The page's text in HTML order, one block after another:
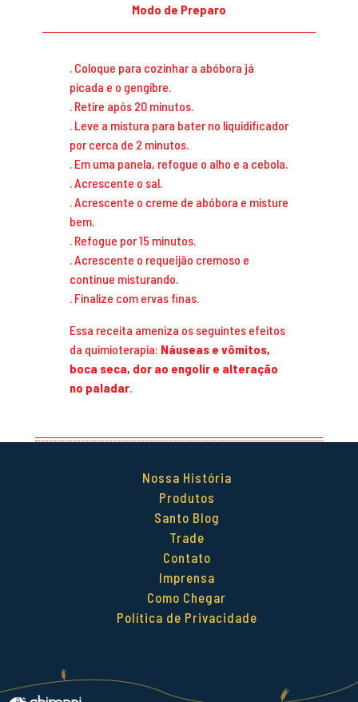
Modo de Preparo
. Coloque para cozinhar a abóbora já
picada e o gengibre.
. Retire após 20 minutos.
. Leve a mistura para bater no liquidificador
por cerca de 2 minutos.
. Em uma panela, refogue o alho e a cebola.
. Acrescente o sal.
. Acrescente o creme de abóbora e misture
bem.
. Refogue por 15 minutos.
. Acrescente o requeijão cremoso e
continue misturando.
. Finalize com ervas finas.
Essa receita ameniza os seguintes efeitos
da quimioterapia: Náuseas e vômitos,
boca seca, dor ao engolir e alteração
no paladar.
Nossa História
Produtos
Santo Blog
Trade
Contato
Imprensa
Como Chegar
Política de Privacidade